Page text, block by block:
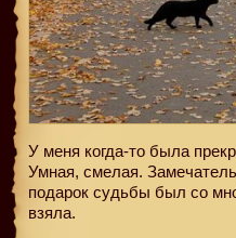
У меня когда-то была
Умная, смелая.
подарок судьбы был со
взяла.